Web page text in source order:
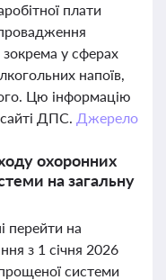
плати
провадження
зокрема у сферах
напоїв,
Цю інформацію
ДПС. Джерело
охоронних
на загальну
перейти на
з 1 січня 2026
системи